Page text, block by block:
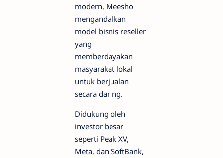
modern, Meesho
mengandalkan
model bisnis reseller
yang
memberdayakan
masyarakat lokal
untuk berjualan
secara daring.
Didukung oleh
investor besar
seperti Peak XV,
Meta, dan SoftBank,